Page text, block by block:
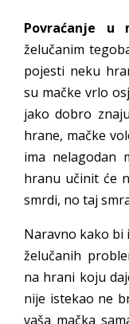
Povraćanje u
želučanim
pojesti neku
su mačke vrlo
jako dobro
hrane, mačke
ima nelagodan
hranu učinit će
smrdi, no taj
Naravno kako bi
želučanih
na hrani koju
nije istekao ne
vaša mačka